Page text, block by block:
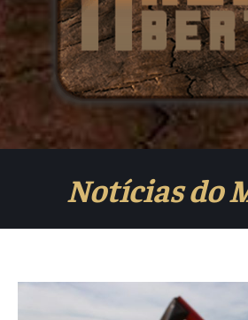
Notícias do